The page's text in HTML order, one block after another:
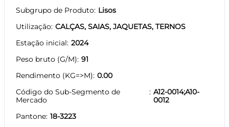
Subgrupo de Produto Lisos
Utilização CALÇAS, SAIAS, JAQUETAS, TERNOS
Estação inicial 2024
Peso bruto (G/M) 91
Rendimento (KG=>M) 0.00
Código do Sub-Segmento de
Mercado
A12-0014;A10-
0012
Pantone 18-3223